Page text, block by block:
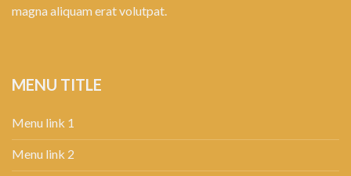
magna aliquam erat volutpat.
MENU TITLE
Menu link 1
Menu link 2